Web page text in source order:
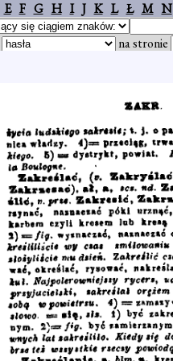
E F G H I J K L Ł M N
na stronie